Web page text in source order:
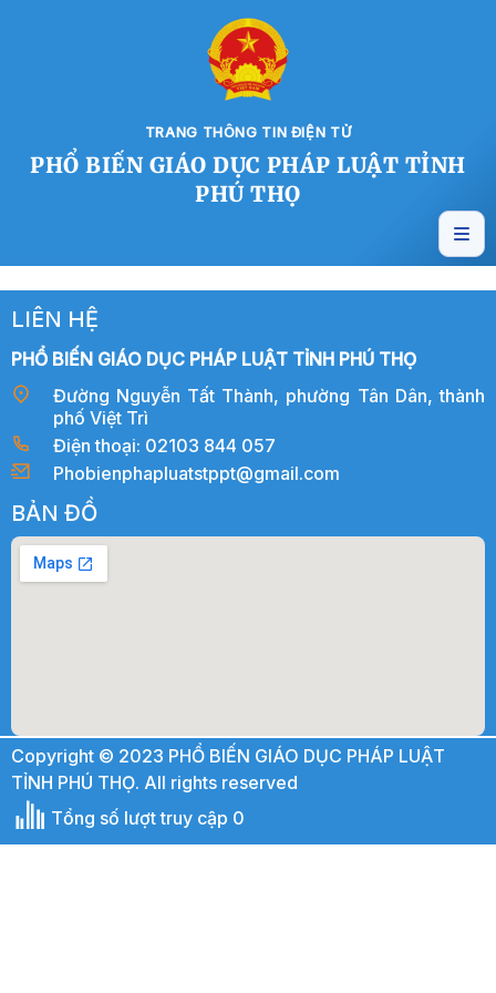
TRANG THÔNG TIN ĐIỆN TỬ
PHỔ BIẾN GIÁO DỤC PHÁP LUẬT TỈNH
PHÚ THỌ
LIÊN HỆ
PHỔ BIẾN GIÁO DỤC PHÁP LUẬT TỈNH PHÚ THỌ
Đường Nguyễn Tất Thành, phường Tân Dân, thành
phố Việt Trì
Điện thoại: 02103 844 057
Phobienphapluatstppt@gmail.com
BẢN ĐỒ
Copyright © 2023 PHỔ BIẾN GIÁO DỤC PHÁP LUẬT
TỈNH PHÚ THỌ. All rights reserved
Tổng số lượt truy cập 0